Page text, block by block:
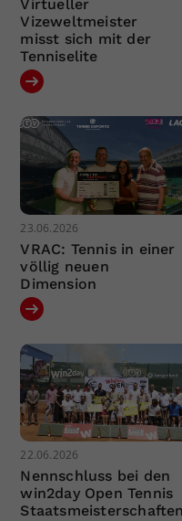
Virtueller
Vizeweltmeister
misst sich mit der
Tenniselite
23.06.2026
VRAC: Tennis in einer
völlig neuen
Dimension
22.06.2026
Nennschluss bei den
win2day Open Tennis
Staatsmeisterschaften